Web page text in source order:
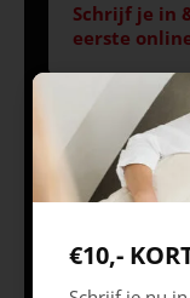
Schrijf je in
eerste
Volg ons
ZC
€10,-